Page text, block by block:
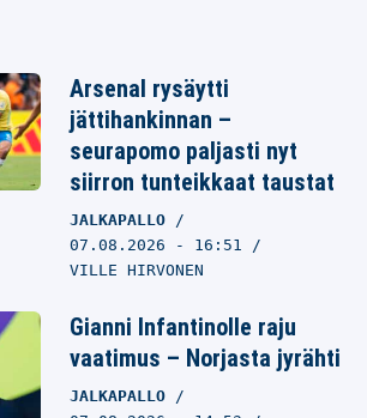
Arsenal rysäytti
jättihankinnan –
seurapomo paljasti nyt
siirron tunteikkaat taustat
JALKAPALLO
07.08.2026 - 16:51
VILLE HIRVONEN
Gianni Infantinolle raju
vaatimus – Norjasta jyrähti
JALKAPALLO